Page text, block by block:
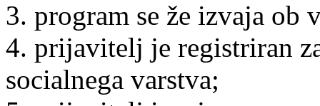
3. program se že izvaja
4. prijavitelj je registriran
socialnega varstva;